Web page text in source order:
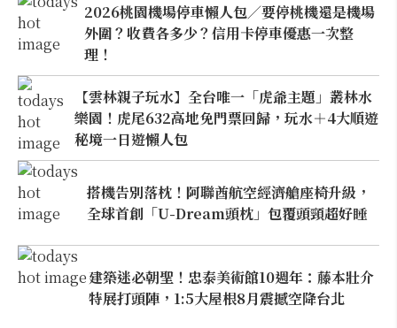
2026桃園機場停車懶人包／要停桃機還是機場
外圍？收費各多少？信用卡停車優惠一次整
理！
【雲林親子玩水】全台唯一「虎爺主題」叢林水
樂園！虎尾632高地免門票回歸，玩水＋4大順遊
秘境一日遊懶人包
搭機告別落枕！阿聯酋航空經濟艙座椅升級，
全球首創「U-Dream頭枕」包覆頭頸超好睡
建築迷必朝聖！忠泰美術館10週年：藤本壯介
特展打頭陣，1:5大屋根8月震撼空降台北